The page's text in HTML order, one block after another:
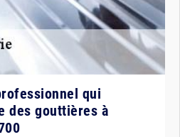
qui
des gouttières à